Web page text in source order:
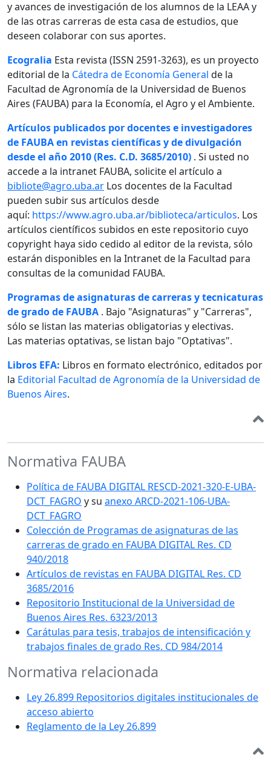
y avances de investigación de los alumnos de la LEAA y
de las otras carreras de esta casa de estudios, que
deseen colaborar con sus aportes.
Ecogralia Esta revista (ISSN 2591-3263), es un proyecto
editorial de la Cátedra de Economía General de la
Facultad de Agronomía de la Universidad de Buenos
Aires (FAUBA) para la Economía, el Agro y el Ambiente.
Artículos publicados por docentes e investigadores
de FAUBA en revistas científicas y de divulgación
desde el año 2010 (Res. C.D. 3685/2010) . Si usted no
accede a la intranet FAUBA, solicite el artículo a
bibliote@agro.uba.ar Los docentes de la Facultad
pueden subir sus artículos desde
aquí: https://www.agro.uba.ar/biblioteca/articulos. Los
artículos científicos subidos en este repositorio cuyo
copyright haya sido cedido al editor de la revista, sólo
estarán disponibles en la Intranet de la Facultad para
consultas de la comunidad FAUBA.
Programas de asignaturas de carreras y tecnicaturas
de grado de FAUBA . Bajo "Asignaturas" y "Carreras",
sólo se listan las materias obligatorias y electivas.
Las materias optativas, se listan bajo "Optativas".
Libros EFA: Libros en formato electrónico, editados por
la Editorial Facultad de Agronomía de la Universidad de
Buenos Aires.
Normativa FAUBA
Política de FAUBA DIGITAL RESCD-2021-320-E-UBA-
DCT_FAGRO y su anexo ARCD-2021-106-UBA-
DCT_FAGRO
Colección de Programas de asignaturas de las
carreras de grado en FAUBA DIGITAL Res. CD
940/2018
Artículos de revistas en FAUBA DIGITAL Res. CD
3685/2016
Repositorio Institucional de la Universidad de
Buenos Aires Res. 6323/2013
Carátulas para tesis, trabajos de intensificación y
trabajos finales de grado Res. CD 984/2014
Normativa relacionada
Ley 26.899 Repositorios digitales institucionales de
acceso abierto
Reglamento de la Ley 26.899